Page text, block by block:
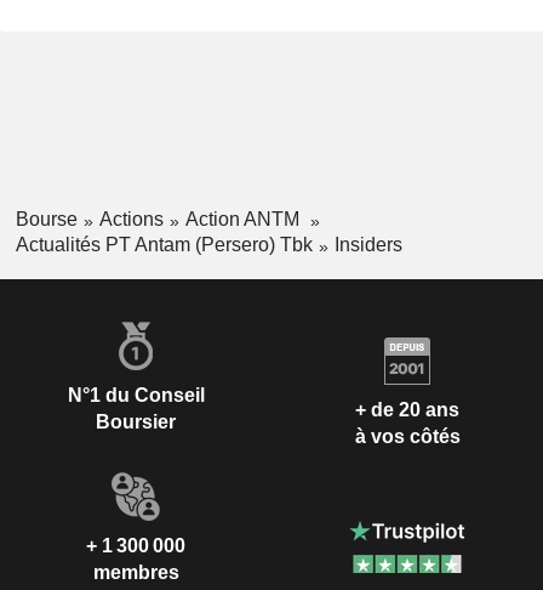
Bourse Actions
Action ANTM
Actualités PT Antam (Persero) Tbk
Insiders
N°1 du Conseil
Boursier
+ de 20 ans
à vos côtés
+ 1 300 000
membres